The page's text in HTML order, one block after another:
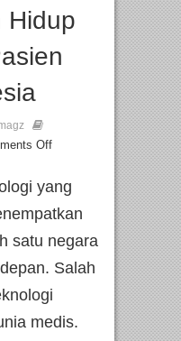
Hidup
Off
yang
satu negara
Salah
medis.